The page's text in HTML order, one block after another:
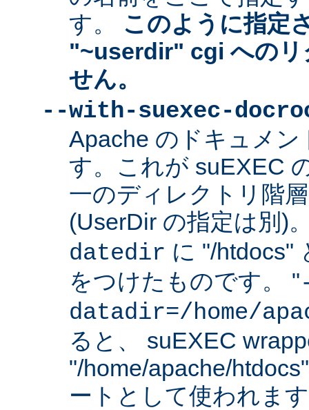
す。 このように指定
"~userdir" cgi へのリ
せん。
--with-suexec-
Apache のドキュメ
す。これが suEXEC
一のディレクトリ階
(UserDir の指定は別)
datedir に "/htdocs"
をつけたものです。 "
datadir=/home/
ると、 suEXEC
"/home/apache/
ートとして使われま